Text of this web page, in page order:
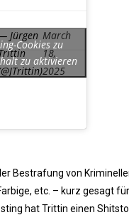
Jürgen March
18,
2025
Cookies zu
zu aktivieren
Bestrafung von
etc. – kurz gesagt
hat Trittin einen